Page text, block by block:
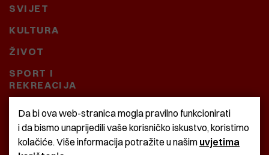
SVIJET
KULTURA
ŽIVOT
SPORT I
REKREACIJA
CRNA KRONIKA
BAŠTARDINI I PRAVI
KRASNA ZEMLJA
Da bi ova web-stranica mogla pravilno funkcionirati
i da bismo unaprijedili vaše korisničko iskustvo, koristimo
kolačiće. Više informacija potražite u našim uvjetima